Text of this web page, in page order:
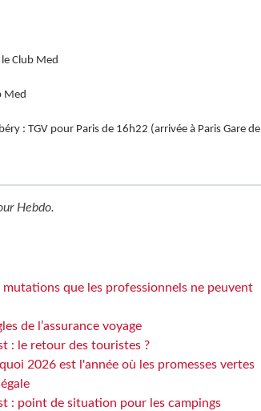
Club Med
Med
: TGV pour Paris de 16h22 (arrivée à Paris Gare de
Hebdo.
mutations que les professionnels ne peuvent
de l’assurance voyage
: le retour des touristes ?
2026 est l'année où les promesses vertes
: point de situation pour les campings